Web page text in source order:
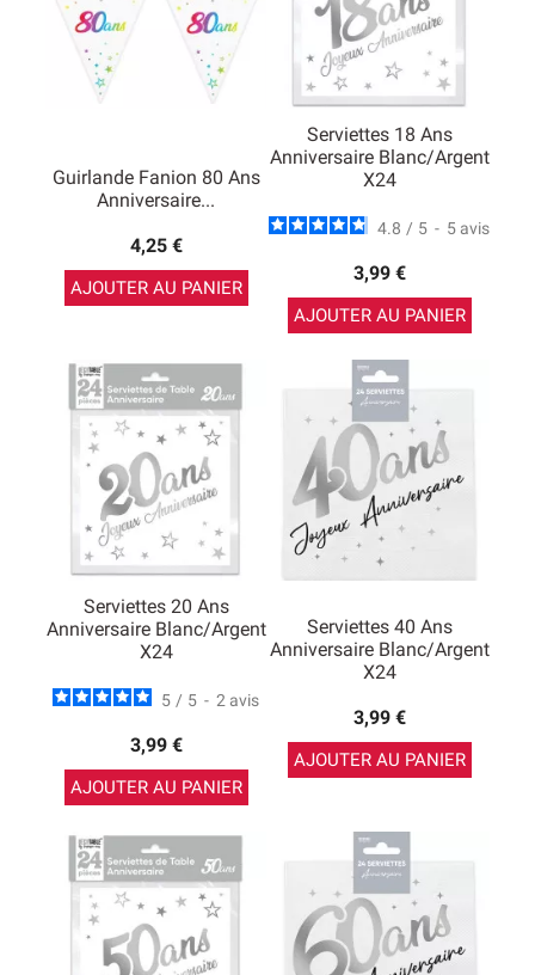
Guirlande Fanion 80 Ans
Anniversaire...
4,25 €
AJOUTER AU PANIER
Serviettes 18 Ans
Anniversaire Blanc/argent
X24
4.8 / 5 - 5 avis
3,99 €
AJOUTER AU PANIER
Serviettes 20 Ans
Anniversaire Blanc/argent
X24
5 / 5 - 2 avis
3,99 €
AJOUTER AU PANIER
Serviettes 40 Ans
Anniversaire Blanc/argent
X24
3,99 €
AJOUTER AU PANIER